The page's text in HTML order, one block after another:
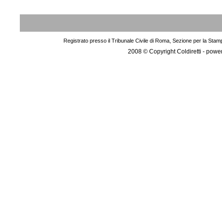
Registrato presso il Tribunale Civile di Roma, Sezione per la
2008 © Copyright Coldiretti -